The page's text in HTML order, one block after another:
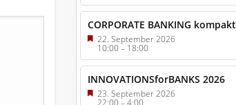
CORPORATE BANKING kompakt
22. September 2026
10:00– 18:00
INNOVATIONSforBANKS 2026
23. September 2026
22:00–4:00